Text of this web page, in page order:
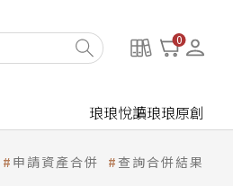
0
琅琅悅讀琅琅原創
申請資產合併 查詢合併結果